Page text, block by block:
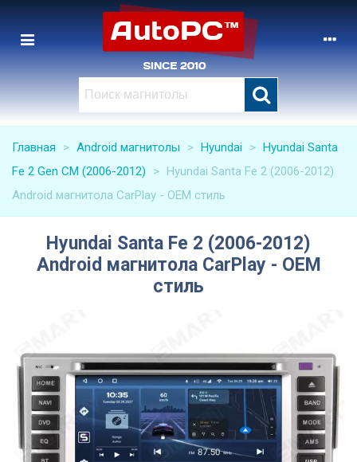
Главная > Android магнитолы > Hyundai > Hyundai Santa
Fe 2 Gen CM (2006-2012)
> Hyundai Santa Fe 2 (2006-2012)
Android магнитола CarPlay - OEM стиль
Hyundai Santa Fe 2 (2006-2012)
Android магнитола CarPlay - OEM
стиль